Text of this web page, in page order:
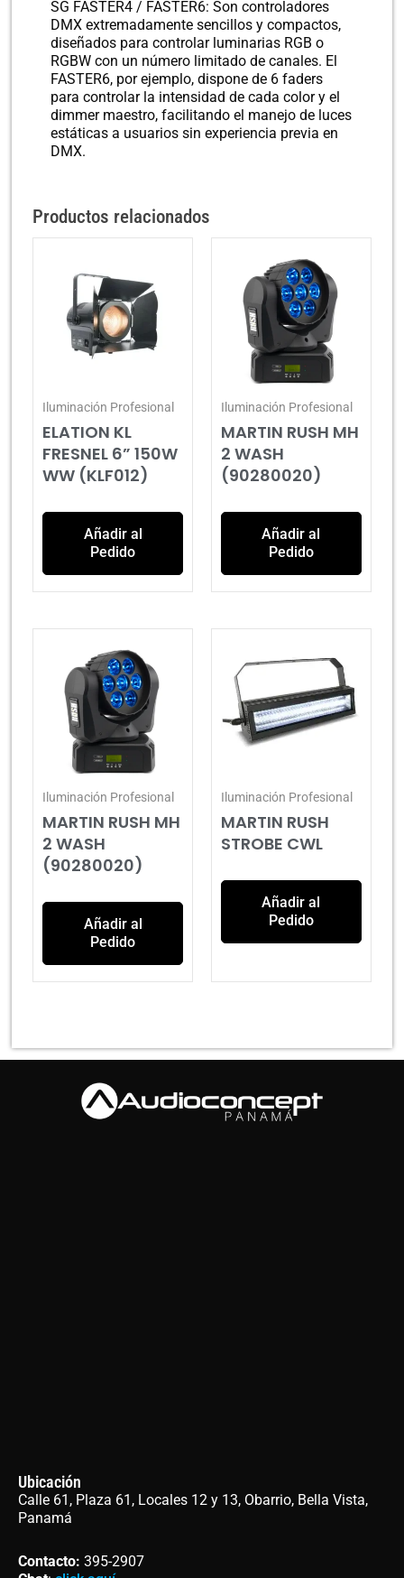
SG FASTER4 / FASTER6: Son controladores
DMX extremadamente sencillos y compactos,
diseñados para controlar luminarias RGB o
RGBW con un número limitado de canales. El
FASTER6, por ejemplo, dispone de 6 faders
para controlar la intensidad de cada color y el
dimmer maestro, facilitando el manejo de luces
estáticas a usuarios sin experiencia previa en
DMX.
Productos relacionados
Iluminación Profesional
ELATION KL
FRESNEL 6” 150W
WW (KLF012)
Añadir al
Pedido
Iluminación Profesional
MARTIN RUSH MH
2 WASH
(90280020)
Añadir al
Pedido
Iluminación Profesional
MARTIN RUSH MH
2 WASH
(90280020)
Añadir al
Pedido
Iluminación Profesional
MARTIN RUSH
STROBE CWL
Añadir al
Pedido
Ubicación
Calle 61, Plaza 61, Locales 12 y 13, Obarrio, Bella Vista,
Panamá
Contacto: 395-2907